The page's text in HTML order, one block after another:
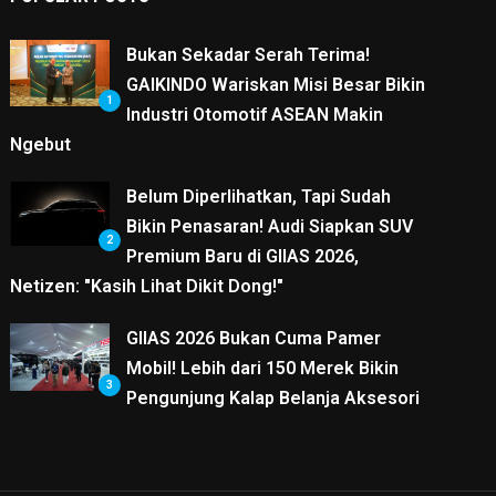
1
Bukan Sekadar Serah Terima!
GAIKINDO Wariskan Misi Besar Bikin
Industri Otomotif ASEAN Makin
Ngebut
2
Belum Diperlihatkan, Tapi Sudah
Bikin Penasaran! Audi Siapkan SUV
Premium Baru di GIIAS 2026,
Netizen: "Kasih Lihat Dikit Dong!"
3
GIIAS 2026 Bukan Cuma Pamer
Mobil! Lebih dari 150 Merek Bikin
Pengunjung Kalap Belanja Aksesori